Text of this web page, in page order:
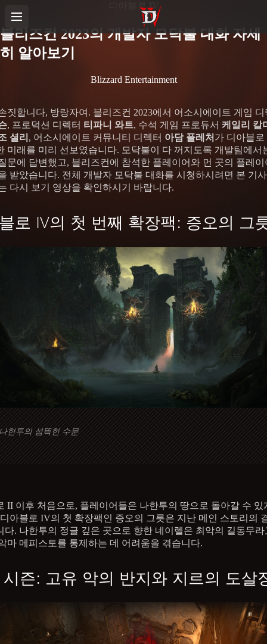
디아블로 IV
블리즈컨 2023의 개발자 모닥불 대화 자세
히 알아보기
Blizzard Entertainment
짓합니다, 방랑자여. 블리즈컨 2023에서 어소시에이트 게임
, 프로덕션 디렉터 티파니 와트, 수석 게임 프로듀서 케일리 칼
셜리 , 어소시에이트 커뮤니티 디렉터 아담 플레처 가 디아블
미래를 미리 선보였습니다. 모닥불이 다 꺼지도록 개발팀에서
문에 답변했고, 블리즈컨에 참석한 플레이어와 먼 곳의 플레이
받았습니다. 전체 개발자 모닥불 대화를 시청하시려면 본 기
다시 보기 영상을 확인하시기 바랍니다.
로 IV의 첫 번째 확장팩: 증오의 그
한투의 섬뜩한 수문
II 이후 처음으로, 플레이어들은 나한투의 땅으로 돌아갈 수 있
아블로 IV의 첫 확장팩인 증오의 그릇은 지난 메인 스토리의
다. 나한투의 정글 깊은 곳으로 향한 네이렐은 최악의 길동무라
마 메피스토를 통제하는 데 어려움을 겪습니다.
즌: 고유 악의 반지와 지르의 도살